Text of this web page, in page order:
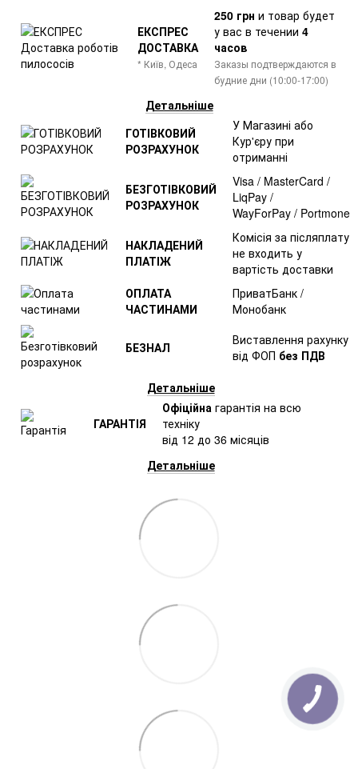
ЕКСПРЕС
ДОСТАВКА
* Київ, Одеса
250 грн и товар будет
у вас в течении 4
часов
Заказы подтверждаются в
будние дни (10:00-17:00)
Детальніше
ГОТІВКОВИЙ
РОЗРАХУНОК
У Магазині або
Кур'єру при
отриманні
БЕЗГОТІВКОВИЙ
РОЗРАХУНОК
Visa / MasterCard /
LiqPay /
WayForPay / Portmone
НАКЛАДЕНИЙ
ПЛАТІЖ
Комісія за післяплату
не входить у
вартість доставки
ОПЛАТА
ЧАСТИНАМИ
ПриватБанк /
Монобанк
БЕЗНАЛ
Виставлення рахунку
від ФОП без ПДВ
Детальніше
ГАРАНТІЯ
Офіційна гарантія на всю
техніку
від 12 до 36 місяців
Детальніше